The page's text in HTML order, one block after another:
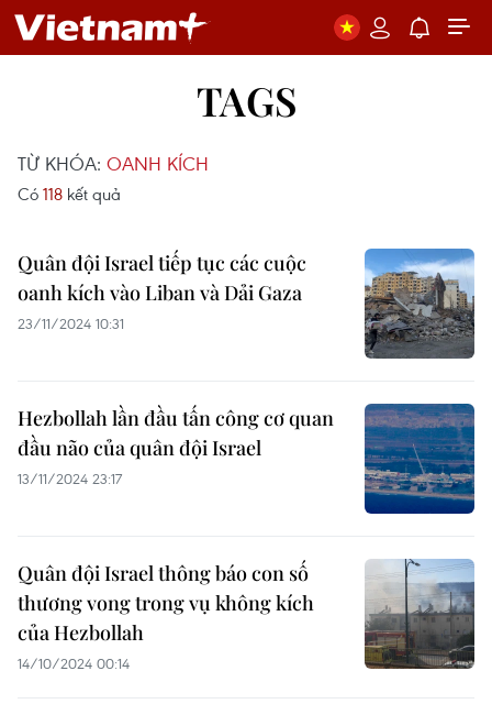
TAGS
TỪ KHÓA: OANH KÍCH
Có 118 kết quả
Quân đội Israel tiếp tục các cuộc
oanh kích vào Liban và Dải Gaza
23/11/2024 10:31
Hezbollah lần đầu tấn công cơ quan
đầu não của quân đội Israel
13/11/2024 23:17
Quân đội Israel thông báo con số
thương vong trong vụ không kích
của Hezbollah
14/10/2024 00:14